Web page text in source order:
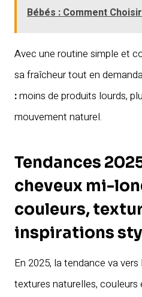
Bébés : Comment
Avec une routine simple et
sa fraîcheur tout en
:moins de produits lourds,
mouvement naturel.
Tendances
cheveux mi-
couleurs,
inspirations
En 2025, la tendance va
textures naturelles, couleurs